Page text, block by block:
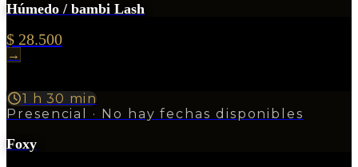
Húmedo / bambi Lash
$ 28.500
→
1 h 30 min
Presencial
· No hay fechas disponibles
Foxy